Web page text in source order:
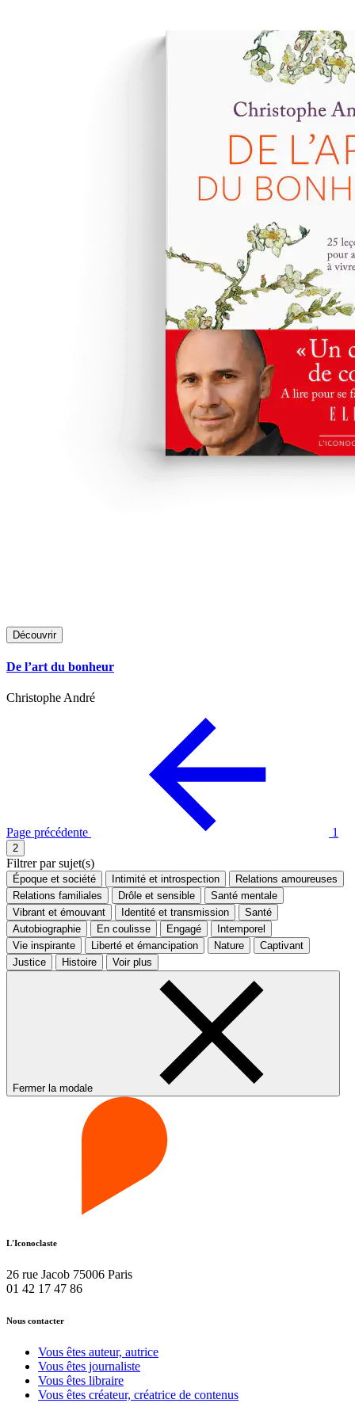
Découvrir
De l’art du bonheur
Christophe André
Page précédente 1
2
Filtrer par sujet(s)
Époque et société Intimité et introspection
Relations amoureuses
Relations familiales
Drôle et sensible
Santé mentale
Vibrant et émouvant
Identité et transmission
Santé
Autobiographie
En coulisse Engagé
Intemporel
Vie inspirante
Liberté et émancipation Nature
Captivant
Justice
Histoire Voir plus
Fermer la modale
L'Iconoclaste
26 rue Jacob 75006 Paris
01 42 17 47 86
Nous contacter
Vous êtes auteur, autrice
Vous êtes journaliste
Vous êtes libraire
Vous êtes créateur, créatrice de contenus